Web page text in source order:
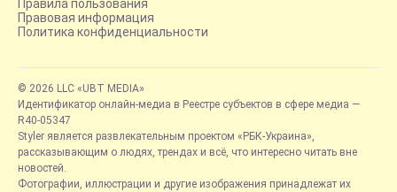
Правила пользования
Правовая информация
Политика конфиденциальности
© 2026 LLC «UBT MEDIA»
Идентификатор онлайн-медиа в Реестре субъектов в сфере медиа —
R40-05347
Styler является развлекательным проектом «РБК-Украина»,
рассказывающим о людях, трендах и всё, что интересно читать вне
новостей.
Фотографии, иллюстрации и другие изображения принадлежат их